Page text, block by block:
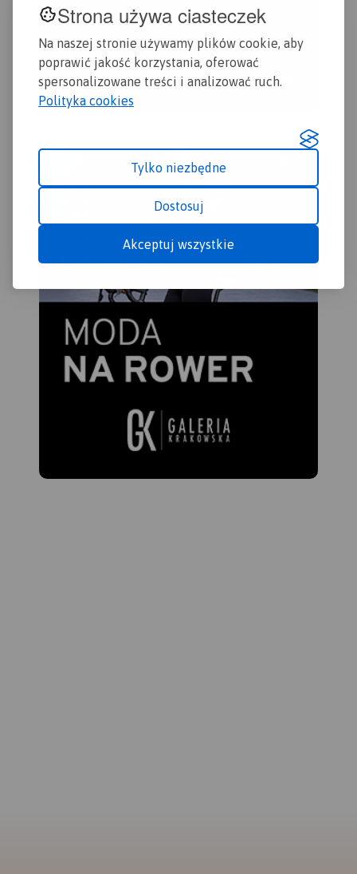
Strona używa ciasteczek
Na naszej stronie używamy plików cookie, aby
poprawić jakość korzystania, oferować
spersonalizowane treści i analizować ruch.
Polityka cookies
Tylko niezbędne
Dostosuj
Akceptuj wszystkie